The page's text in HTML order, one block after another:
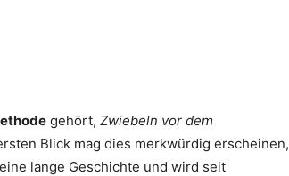
gehört, Zwiebeln vor dem
Blick mag dies merkwürdig erscheinen,
lange Geschichte und wird seit